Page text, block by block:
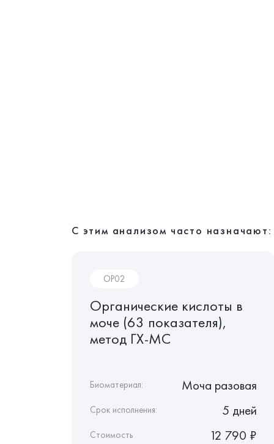
С этим анализом часто назначают:
OP02
Органические кислоты в
моче (63 показателя),
метод ГХ-МС
Биоматериал: Моча разовая
Срок исполнения: 5 дней
Стоимость 12 790 ₽